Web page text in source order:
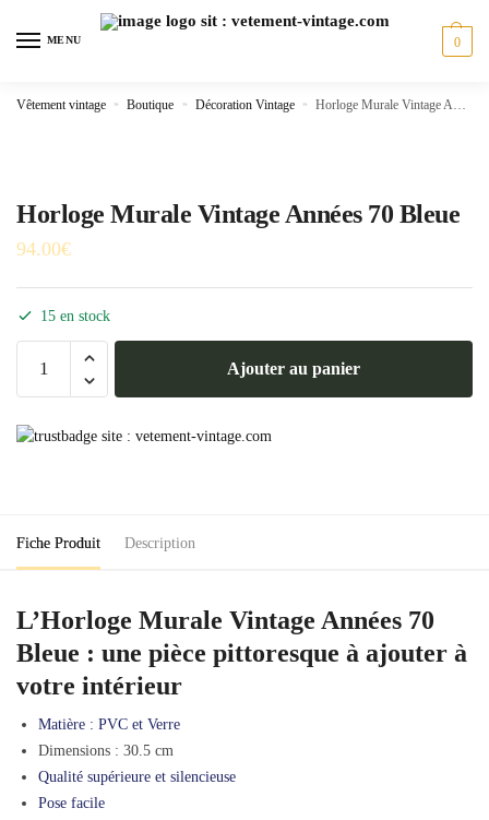
MENU 0
Vêtement vintage » Boutique » Décoration Vintage » Horloge Murale Vintage Années 70 Bleue
Horloge Murale Vintage Années 70 Bleue
94.00€
15 en stock
Murale
Bleue
Ajouter au panier
Fiche Produit Description
L’Horloge Murale Vintage Années 70
Bleue : une pièce pittoresque à ajouter à
votre intérieur
Matière : PVC et Verre
Dimensions : 30.5 cm
Qualité supérieure et silencieuse
Pose facile